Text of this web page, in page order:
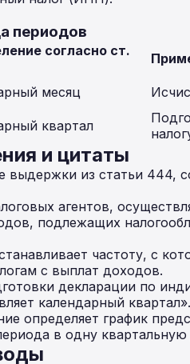
периодов
согласно ст.
месяц
квартал
и цитаты
из статьи 444,
агентов,
подлежащих
частоту, с
с выплат доходов.
декларации по
календарный квартал».
определяет график
в одну